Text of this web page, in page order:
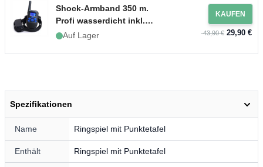
Shock-Armband 350 m.
Profi wasserdicht inkl.
wiederaufladbarem Akku
Auf Lager
KAUFEN
43,90 €29,90 €
Spezifikationen
Name Ringspiel mit Punktetafel
Enthält Ringspiel mit Punktetafel